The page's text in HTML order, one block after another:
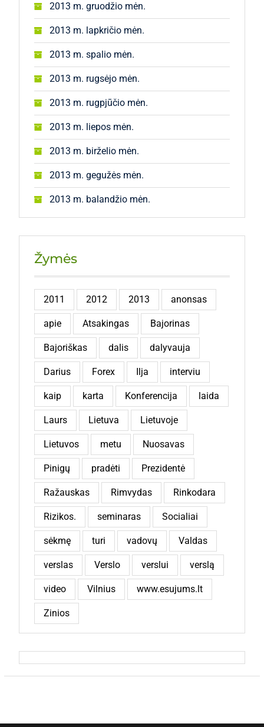
2013 m. gruodžio mėn.
2013 m. lapkričio mėn.
2013 m. spalio mėn.
2013 m. rugsėjo mėn.
2013 m. rugpjūčio mėn.
2013 m. liepos mėn.
2013 m. birželio mėn.
2013 m. gegužės mėn.
2013 m. balandžio mėn.
Žymės
2011 2012 2013 anonsas
apie Atsakingas Bajorinas
Bajoriškas dalis dalyvauja
Darius Forex Ilja interviu
kaip karta Konferencija laida
Laurs Lietuva Lietuvoje
Lietuvos metu Nuosavas
Pinigų pradėti Prezidentė
Ražauskas Rimvydas Rinkodara
Rizikos. seminaras Socialiai
sėkmę turi vadovų Valdas
verslas Verslo verslui verslą
video Vilnius www.esujums.lt
Zinios